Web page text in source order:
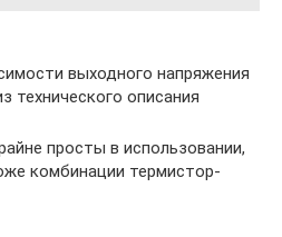
выходного напряжения
технического описания
просты в использовании,
комбинации термистор-